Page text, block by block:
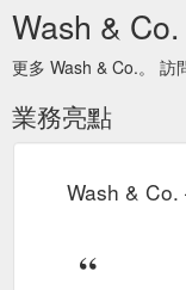
Wash &
更多 Wash & Co.。 訪
業務亮點
Wash &